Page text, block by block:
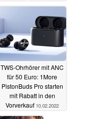
15.02.2022
TWS-Ohrhörer mit ANC
für 50 Euro: 1More
PistonBuds Pro starten
mit Rabatt in den
Vorverkauf 10.02.2022